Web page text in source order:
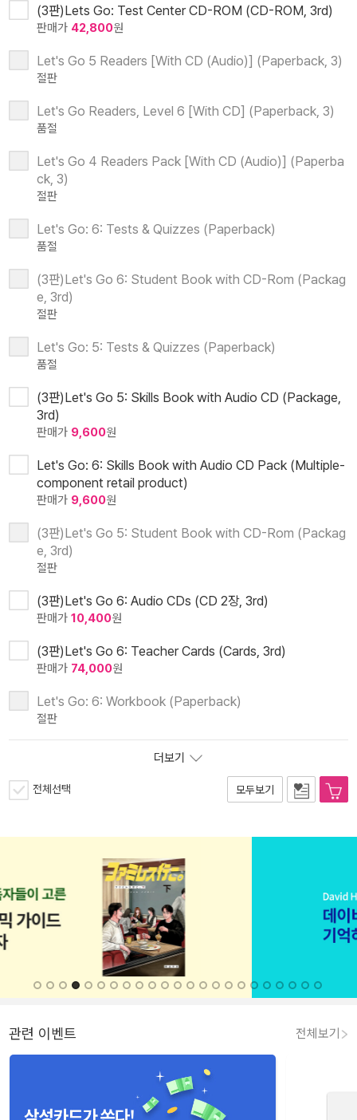
(3판)Lets Go: Test Center CD-ROM (CD-ROM, 3rd)
판매가 42,800원
Let's Go 5 Readers [With CD (Audio)] (Paperback, 3)
절판
Let's Go Readers, Level 6 [With CD] (Paperback, 3)
품절
Let's Go 4 Readers Pack [With CD (Audio)] (Paperba
ck, 3)
절판
Let's Go: 6: Tests & Quizzes (Paperback)
품절
(3판)Let's Go 6: Student Book with CD-Rom (Packag
e, 3rd)
절판
Let's Go: 5: Tests & Quizzes (Paperback)
품절
(3판)Let's Go 5: Skills Book with Audio CD (Package,
3rd)
판매가 9,600원
Let's Go: 6: Skills Book with Audio CD Pack (Multiple-
component retail product)
판매가 9,600원
(3판)Let's Go 5: Student Book with CD-Rom (Packag
e, 3rd)
절판
(3판)Let's Go 6: Audio CDs (CD 2장, 3rd)
판매가 10,400원
(3판)Let's Go 6: Teacher Cards (Cards, 3rd)
판매가 74,000원
Let's Go: 6: Workbook (Paperback)
절판
더보기
전체선택 모두보기
관련 이벤트 전체보기